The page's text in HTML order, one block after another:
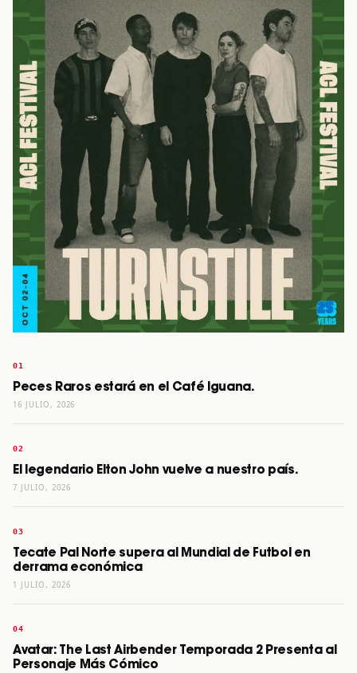
Peces Raros estará en el Café Iguana.
16 JULIO, 2026
El legendario Elton John vuelve a nuestro país.
7 JULIO, 2026
Tecate Pal Norte supera al Mundial de Futbol en
derrama económica
1 JULIO, 2026
Avatar: The Last Airbender Temporada 2 Presenta al
Personaje Más Cómico